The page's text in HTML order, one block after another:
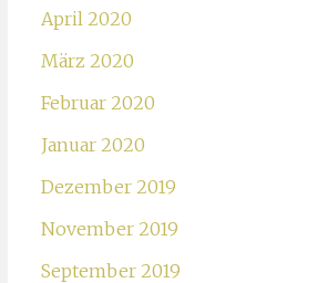
April 2020
März 2020
Februar 2020
Januar 2020
Dezember 2019
November 2019
September 2019